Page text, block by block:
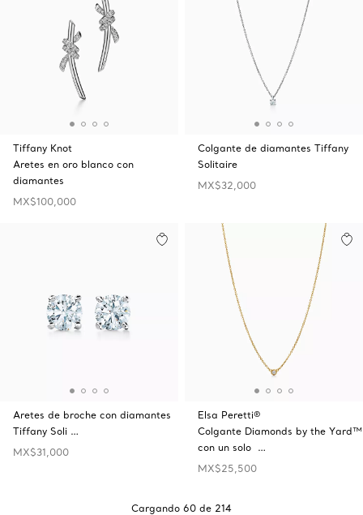
Tiffany Knot
Aretes en oro blanco con
diamantes
MX$100,000
Colgante de diamantes Tiffany
Solitaire
MX$32,000
Aretes de broche con diamantes
Tiffany Soli …
MX$31,000
Elsa Peretti®
Colgante Diamonds by the Yard™
con un solo …
MX$25,500
Cargando 60 de 214